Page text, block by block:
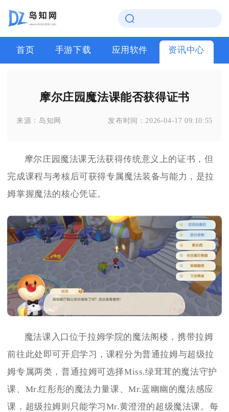
首页 手游下载 应用软件 资讯中心
摩尔庄园魔法课能否获得证书
来源： 岛知网 发布时间： 2026-04-17 09:10:55
摩尔庄园魔法课无法获得传统意义上的证书，但
完成课程与考核后可获得专属魔法装备与能力，是拉
姆掌握魔法的核心凭证。
魔法课入口位于拉姆学院的魔法阁楼，携带拉姆
前往此处即可开启学习，课程分为普通拉姆与超级拉
姆专属两类，普通拉姆可选择Miss.绿茸茸的魔法守护
课、Mr.红彤彤的魔法力量课、Mr.蓝幽幽的魔法感应
课，超级拉姆则只能学习Mr.黄澄澄的超级魔法课。每